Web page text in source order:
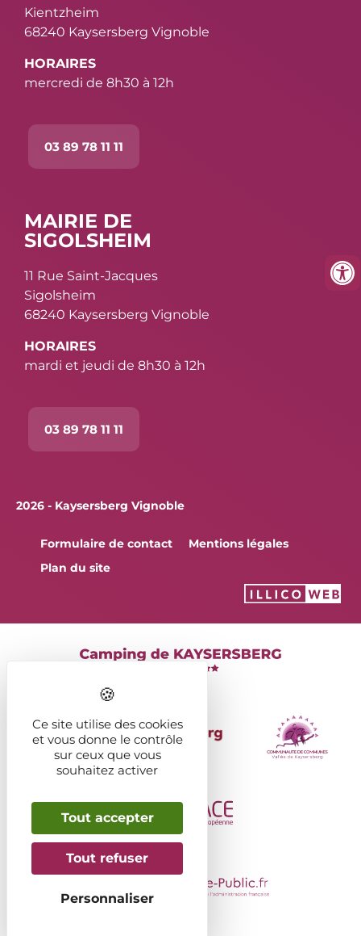
Kientzheim
68240 Kaysersberg Vignoble
HORAIRES
mercredi de 8h30 à 12h
03 89 78 11 11
MAIRIE DE
SIGOLSHEIM
11 Rue Saint-Jacques
Sigolsheim
68240 Kaysersberg Vignoble
HORAIRES
mardi et jeudi de 8h30 à 12h
03 89 78 11 11
2026 - Kaysersberg Vignoble
Formulaire de contact
Mentions légales
Plan du site
Ce site utilise des cookies
et vous donne le contrôle
sur ceux que vous
souhaitez activer
Tout accepter
Tout refuser
Personnaliser